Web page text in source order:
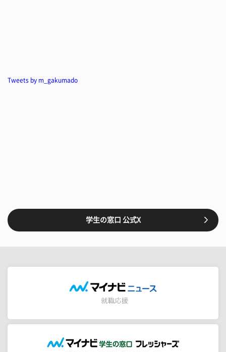
Tweets by m_gakumado
学生の窓口 公式X